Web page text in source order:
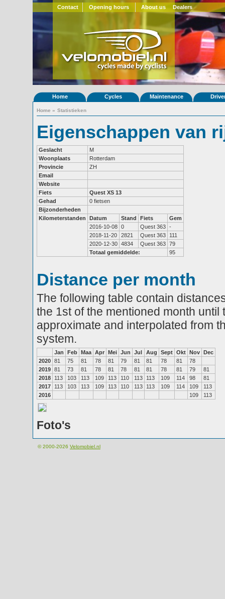
Contact Opening hours About us Dealers
Home Cycles Maintenance
Home » Statistieken
Eigenschappen van
Geslacht
M
Woonplaats
Rotterdam
Provincie
ZH
Email
Website
Fiets
Quest XS 13
Gehad
0 fietsen
Bijzonderheden
Kilometerstanden
Datum Stand Fiets
Gem
2016-10-08 0 Quest 363 -
2018-11-20
2821 Quest 363
111
2020-12-30 4834 Quest 363 79
Totaal gemiddelde:
95
Distance per month
The following table contain
the 1st of the mentioned month
approximate and interpolated from
system.
Jan Feb Maa Apr Mei Jun Jul Aug Sept Okt Nov Dec
2020 81 75 81 78 81 79 81 81 78 81
78
2019 81 73 81 78 81 78 81 81 78 81 79
81
2018
113 103 113 109 113 110 113 113 109 114 98
81
2017
113 103 113 109 113 110 113 113 109 114 109
113
2016
109 113
Foto's
© 2000-2026 Velomobiel.nl